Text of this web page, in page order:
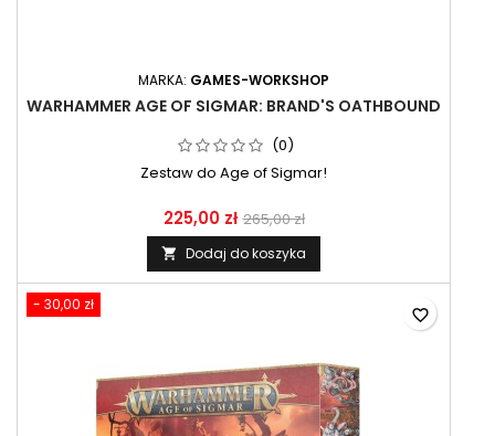
MARKA: GAMES-WORKSHOP
WARHAMMER AGE OF SIGMAR: BRAND'S OATHBOUND
(0)
Zestaw do Age of Sigmar!
225,00 zł 265,00 zł
 Dodaj do koszyka
- 30,00 zł
favorite_border